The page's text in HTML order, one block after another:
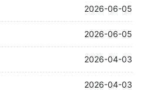
2026-06-05
2026-06-05
2026-04-03
2026-04-03